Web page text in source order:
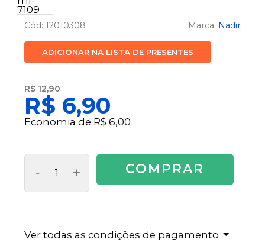
12010308 Nadir
ADICIONAR NA LISTA DE PRESENTES
R$ 12,90
R$ 6,90
Economia de R$ 6,00
- + COMPRAR
Ver todas as condições de pagamento